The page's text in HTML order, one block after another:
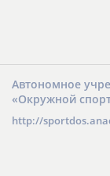
Автономное
«Окружной
http://